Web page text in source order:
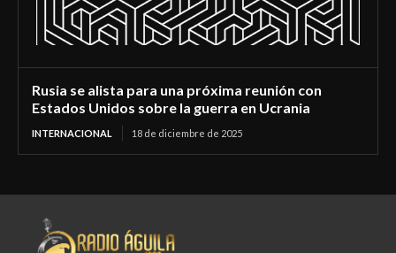
Rusia se alista para una próxima reunión con
Estados Unidos sobre la guerra en Ucrania
INTERNACIONAL 18 de diciembre de 2025